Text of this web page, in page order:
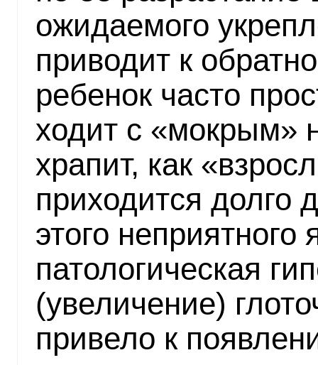
ожидаемого
приводит к
ребенок часто
ходит с «мокрым»
храпит, как
приходится долго
этого неприятного
патологическая
(увеличение)
привело к